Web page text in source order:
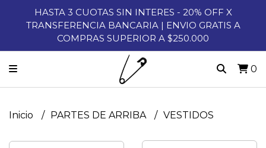
HASTA 3 CUOTAS SIN INTERES - 20% OFF X
TRANSFERENCIA BANCARIA | ENVIO GRATIS A
COMPRAS SUPERIOR A $250.000
0
Inicio PARTES DE ARRIBA VESTIDOS